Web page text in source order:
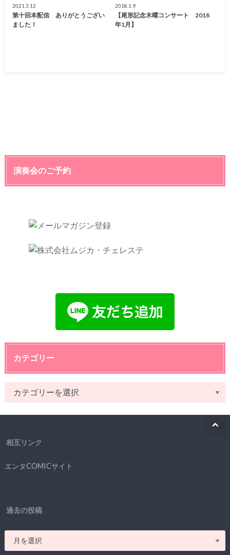
2021.3.12
第十回本配信 ありがとうござい
ました！
2018.1.9
【尾形記念木曜コンサート 2018
年1月】
演奏会のご予約
カテゴリー
相互リンク
エンタCOMICサイト
過去の投稿